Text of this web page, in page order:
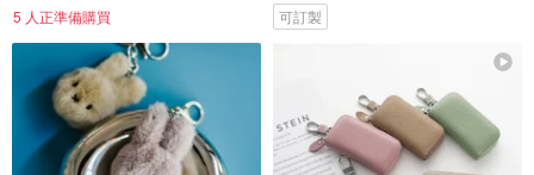
5 人正準備購買 可訂製